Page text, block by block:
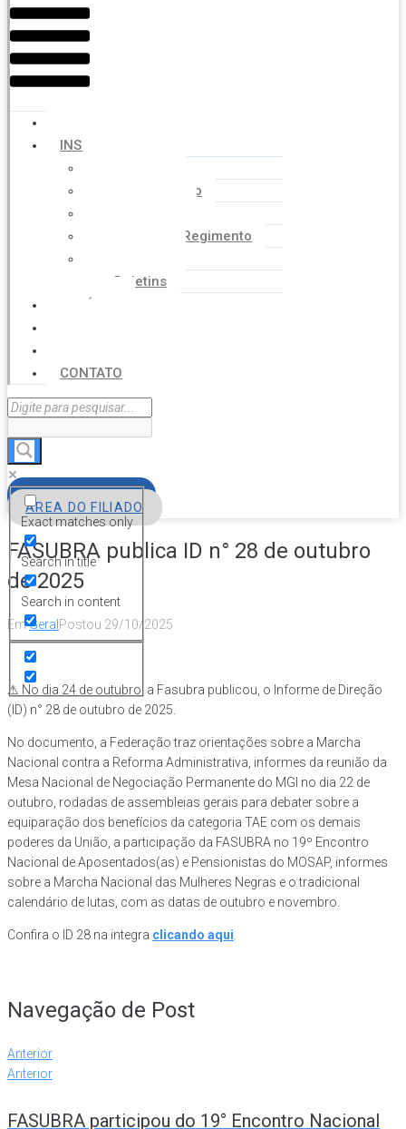
INSTITUCIONAL
Coordenação
Estatuto e Regimento
Boletins
NOTÍCIAS
CONTATO
Exact matches only
Search in title
Search in content
ÁREA DO FILIADO
FASUBRA publica ID n° 28 de outubro
de 2025
EmGeral Postou 29/10/2025
⚠ No dia 24 de outubro, a Fasubra publicou, o Informe de Direção
(ID) n° 28 de outubro de 2025.
No documento, a Federação traz orientações sobre a Marcha
Nacional contra a Reforma Administrativa, informes da reunião da
Mesa Nacional de Negociação Permanente do MGI no dia 22 de
outubro, rodadas de assembleias gerais para debater sobre a
equiparação dos benefícios da categoria TAE com os demais
poderes da União, a participação da FASUBRA no 19º Encontro
Nacional de Aposentados(as) e Pensionistas do MOSAP, informes
sobre a Marcha Nacional das Mulheres Negras e o tradicional
calendário de lutas, com as datas de outubro e novembro.
Confira o ID 28 na integra clicando aqui
Navegação de Post
Anterior
Anterior
FASUBRA participou do 19° Encontro Nacional